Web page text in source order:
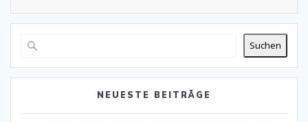
Alternative:
Suchen
NEUESTE BEITRÄGE